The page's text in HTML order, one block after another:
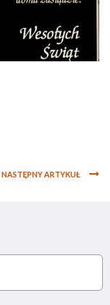
NASTĘPNY ARTYKUŁ